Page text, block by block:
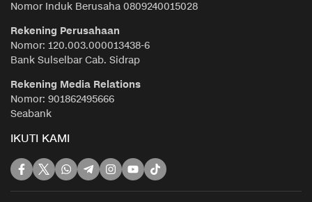
Nomor Induk Berusaha 0809240015028
Rekening Perusahaan
Nomor: 120.003.000013438-6
Bank Sulselbar Cab. Sidrap
Rekening Media Relations
Nomor: 901862495666
Seabank
IKUTI KAMI